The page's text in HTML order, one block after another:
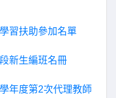
習扶助參加名單
新生編班名冊
年度第2次代理教師